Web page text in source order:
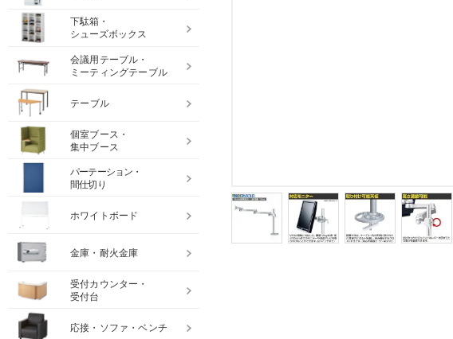
下駄箱・
シューズボックス
会議用テーブル・
ミーティングテーブル
テーブル
個室ブース・
集中ブース
パーテーション・
間仕切り
ホワイトボード
金庫・耐火金庫
受付カウンター・
受付台
応接・ソファ・ベンチ